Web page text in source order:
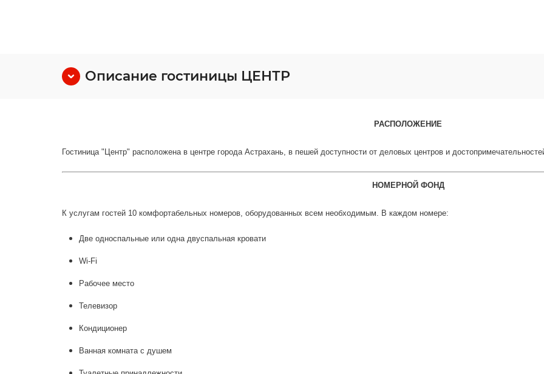
Описание гостиницы ЦЕНТР
РАСПОЛОЖЕНИЕ
Гостиница "Центр" расположена в центре города Астрахань, в пешей доступности от деловых центров и
НОМЕРНОЙ ФОНД
К услугам гостей 10 комфортабельных номеров, оборудованных всем необходимым. В каждом номере:
Две односпальные или одна двуспальная кровати
Wi-Fi
Рабочее место
Телевизор
Кондиционер
Ванная комната с душем